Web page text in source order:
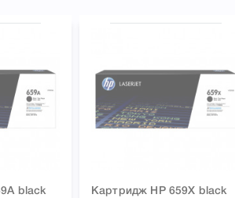
black
Картридж HP 659X black